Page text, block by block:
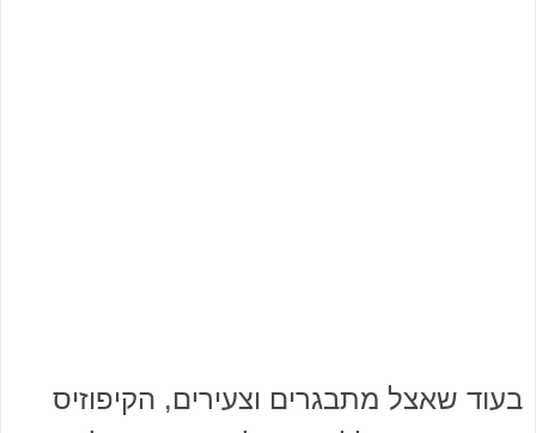
בעוד שאצל מתבגרים וצעירים, הקיפוזיס